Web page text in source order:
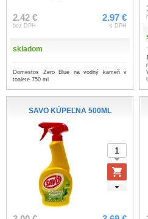
2.42 €
bez DPH
2.97 €
s DPH
skladom
Domestos Zero Blue na vodný kameň v
toalete 750 ml
SAVO KÚPEĽNA 500ML